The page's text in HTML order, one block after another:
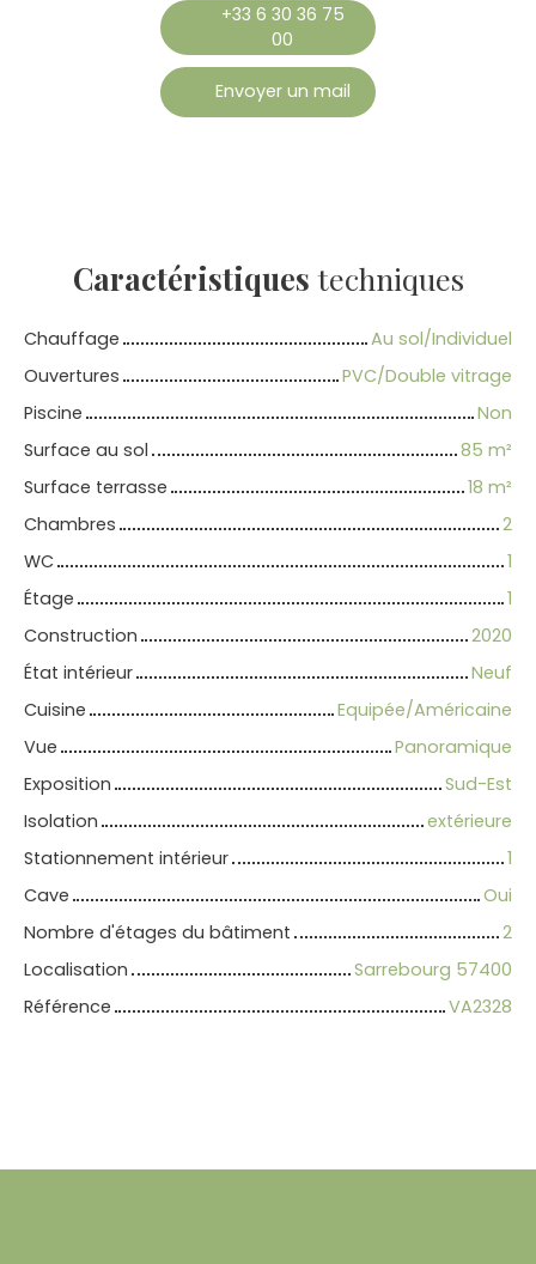
+33 6 30 36 75
00
Envoyer un mail
Caractéristiques techniques
Chauffage
Au sol/Individuel
Ouvertures
PVC/Double vitrage
Piscine
Non
Surface au sol
85 m²
Surface terrasse
18 m²
Chambres
2
WC
1
Étage
1
Construction
2020
État intérieur
Neuf
Cuisine
Equipée/Américaine
Vue
Panoramique
Exposition
Sud-Est
Isolation
extérieure
Stationnement intérieur
1
Cave
Oui
Nombre d'étages du bâtiment
2
Localisation
Sarrebourg 57400
Référence
VA2328